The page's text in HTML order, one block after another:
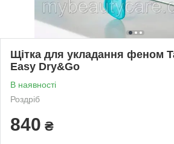
Щітка для укладання феном
Easy Dry&Go
В наявності
Роздріб
840 ₴